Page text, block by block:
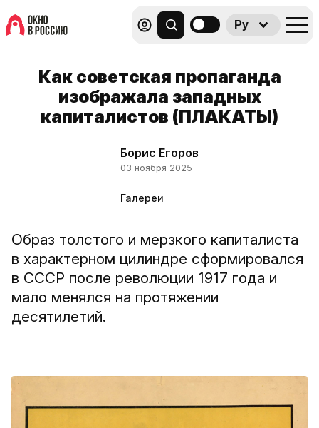
Ру
Как советская пропаганда
изображала западных
капиталистов (ПЛАКАТЫ)
Борис Егоров
03 ноября 2025
Галереи
Образ толстого и мерзкого капиталиста
в характерном цилиндре сформировался
в СССР после революции 1917 года и
мало менялся на протяжении
десятилетий.